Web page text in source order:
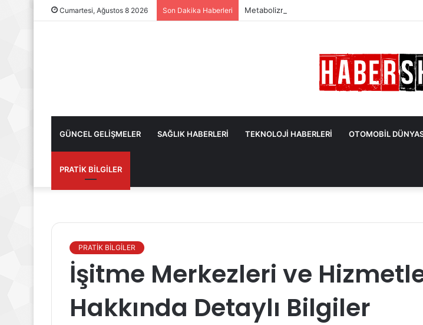
Cumartesi, Ağustos 8 2026 Son Dakika Haberleri Metabolizmayı Hızlandıran ve Yavaşlatan Besinler
GÜNCEL GELİŞMELER SAĞLIK HABERLERİ TEKNOLOJİ HABERLERİ OTOMOBİL
PRATİK BİLGİLER
PRATİK BİLGİLER
İşitme Merkezleri ve
Hakkında Detaylı Bilgiler